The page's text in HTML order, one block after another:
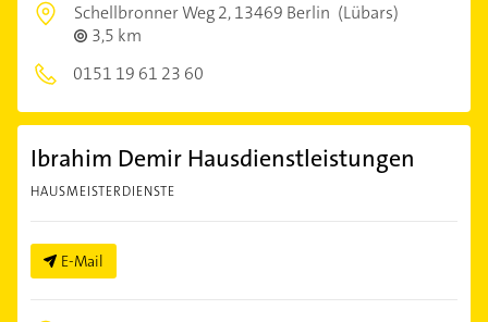
Schellbronner Weg 2,13469 Berlin (Lübars)
3,5 km
0151 19 61 23 60
Ibrahim Demir Hausdienstleistungen
HAUSMEISTERDIENSTE
E-Mail